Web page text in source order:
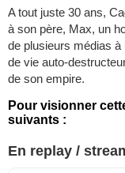
A tout juste 30 ans,
à son père, Max, un
de plusieurs médias
de vie auto-
de son empire.
Pour visionner
suivants :
En replay /